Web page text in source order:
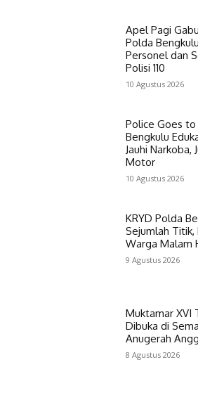
Apel Pagi
Polda
Personel dan
Polisi 110
10 Agustus 2026
Police Goes
Bengkulu
Jauhi Narkoba,
Motor
10 Agustus 2026
KRYD Polda
Sejumlah
Warga Malam
9 Agustus 2026
Muktamar XVI
Dibuka di
Anugerah
8 Agustus 2026